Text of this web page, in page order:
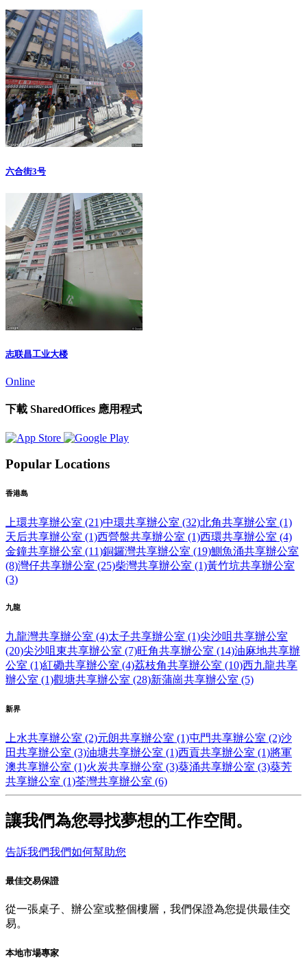
六合街3号
志联昌工业大楼
Online
下載 SharedOffices 應用程式
Popular Locations
香港島
上環共享辦公室 (21)中環共享辦公室 (32)北角共享辦公室 (1)
天后共享辦公室 (1)西營盤共享辦公室 (1)西環共享辦公室 (4)
金鐘共享辦公室 (11)銅鑼灣共享辦公室 (19)鰂魚涌共享辦公室
(8)灣仔共享辦公室 (25)柴灣共享辦公室 (1)黃竹坑共享辦公室
(3)
九龍
九龍灣共享辦公室 (4)太子共享辦公室 (1)尖沙咀共享辦公室
(20)尖沙咀東共享辦公室 (7)旺角共享辦公室 (14)油麻地共享辦
公室 (1)紅磡共享辦公室 (4)荔枝角共享辦公室 (10)西九龍共享
辦公室 (1)觀塘共享辦公室 (28)新蒲崗共享辦公室 (5)
新界
上水共享辦公室 (2)元朗共享辦公室 (1)屯門共享辦公室 (2)沙
田共享辦公室 (3)油塘共享辦公室 (1)西貢共享辦公室 (1)將軍
澳共享辦公室 (1)火炭共享辦公室 (3)葵涌共享辦公室 (3)葵芳
共享辦公室 (1)荃灣共享辦公室 (6)
讓我們為您尋找夢想的工作空間。
告訴我們我們如何幫助您
最佳交易保證
從一張桌子、辦公室或整個樓層，我們保證為您提供最佳交
易。
本地市場專家